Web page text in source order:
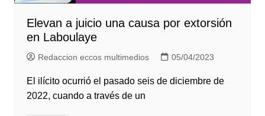
Elevan a juicio una causa por extorsión
en Laboulaye
Redaccion eccos multimedios 05/04/2023
El ilícito ocurrió el pasado seis de diciembre de
2022, cuando a través de un